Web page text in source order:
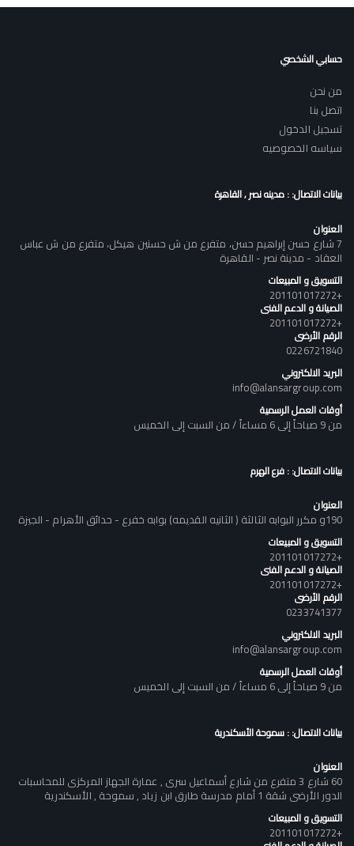
حسابي الشخصي
من نحن
اتصل بنا
تسجيل الدخول
سياسه الخصوصيه
بيانات الاتصال: : مدينه نصر , القاهرة
العنوان
7 شارع حسن إبراهيم حسن، متفرع من ش حسنين هيكل، متفرع من ش عباس
العقاد - مدينة نصر - القاهرة
التسويق و المبيعات
+201101017272
الصيانة و الدعم الفنى
+201101017272
الرقم الأرضى
0226721840
البريد الالكتروني
info@alansargroup.com
أوقات العمل الرسمية
من 9 صباحاً إلى 6 مساءاً / من السبت إلى الخميس
بيانات الاتصال: : فرع الهرم
العنوان
190و مكرر البوابه الثالثة ( الثانيه القديمه) بوابه خفرع - حدائق الأهرام - الجيزة
التسويق و المبيعات
+201101017272
الصيانة و الدعم الفنى
+201101017272
الرقم الأرضى
0233741377
البريد الالكتروني
info@alansargroup.com
أوقات العمل الرسمية
من 9 صباحاً إلى 6 مساءاً / من السبت إلى الخميس
بيانات الاتصال: : سموحة الأسكندرية
العنوان
60 شارع 3 متفرع من شارع أسماعيل سرى , عمارة الجهاز المركزى للمحاسبات
الدور الأرضى شقة 1 أمام مدرسة طارق ابن زياد , سموحة , الأسكندرية
التسويق و المبيعات
+201101017272